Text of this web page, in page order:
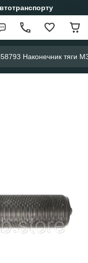
Наконечник тяги